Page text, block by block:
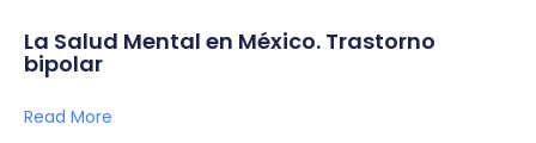
La Salud Mental en México. Trastorno
bipolar
Read More